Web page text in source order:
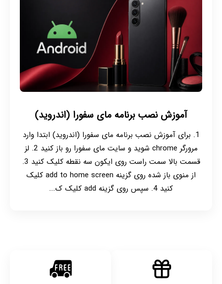
آموزش نصب برنامه مای سفورا (اندروید)
1. برای آموزش نصب برنامه مای سفورا (اندروید) ابتدا وارد
مرورگر chrome شوید و سایت مای سفورا رو باز کنید 2. لز
قسمت بالا سمت راست روی ایکون سه نقطه کلیک کنید 3.
از منوی باز شده روی گزینه add to home screen کلیک
کنید 4. سپس روی گزینه add کلیک ک...